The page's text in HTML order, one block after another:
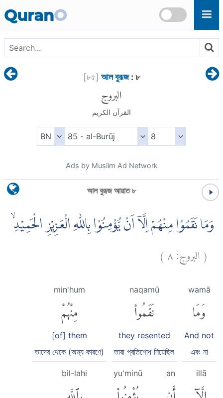
QuranO
[৮৫] আল বুরূজ: ৮
البروج
القرآن الكريم
Ads by Muslim Ad Network
আল বুরূজ আয়াত ৮
وَمَا نَقَمُوْا مِنْهُمْ اِلَّآ اَنْ يُّؤْمِنُوْا بِاللّٰهِ الْعَزِيْزِ الْحَمِيْدِۙ
(البروج:٨)
wamā
وَمَا
And not
এবং না
naqamū
نَقَمُوا۟
they resented
তারা প্রতিশোধ নিয়েছিল
min'hum
مِنْهُمْ
[of] them
তাদের থেকে (অন্য কারণে)
illā
an
yu'minū
bil-lahi